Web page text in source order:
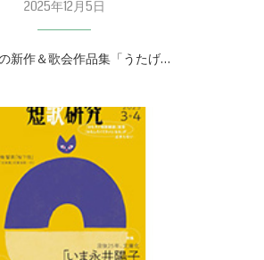
2025年12月5日
新作＆歌会作品集「うたげ…